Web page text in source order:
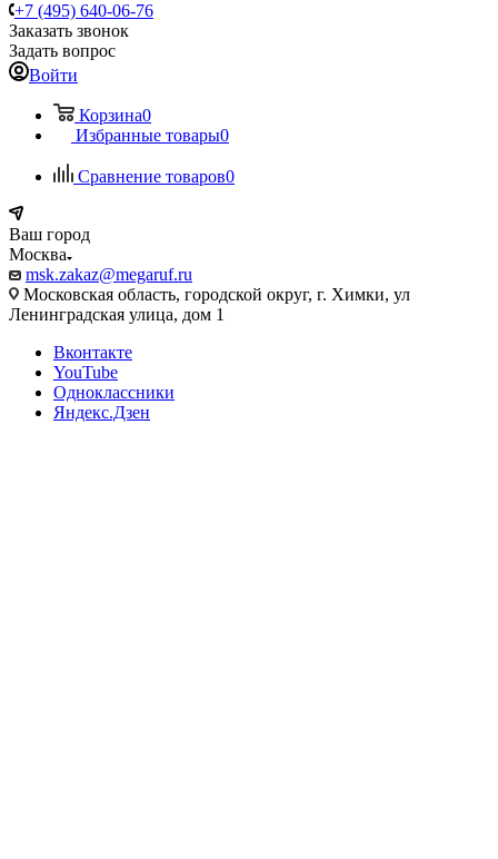
+7 (495) 640-06-76
Заказать звонок
Задать вопрос
Войти
Корзина0
Избранные товары0
Сравнение товаров0
Ваш город
Москва
msk.zakaz@megaruf.ru
Московская область, городской округ, г. Химки, ул
Ленинградская улица, дом 1
Вконтакте
YouTube
Одноклассники
Яндекс.Дзен